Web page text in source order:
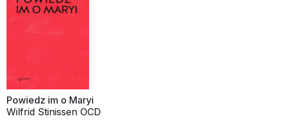
Powiedz im o Maryi
Wilfrid Stinissen OCD